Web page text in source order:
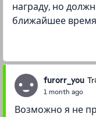
награду, но
ближайшее время
furorr_you
1 month ago
Возможно я не